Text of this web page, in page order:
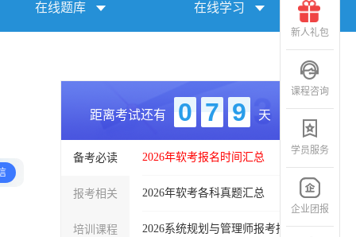
在线题库 在线学习
距离考试还有 0 7 9 天
备考必读
报考相关
培训课程
2026年软考报名时间汇总
2026年软考各科真题汇总
2026系统规划与管理师报考指
新人礼包
课程咨询
学员服务
企业团报